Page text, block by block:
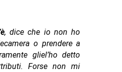
, dice che io non ho
o prendere a
gliel’ho detto
Forse non mi